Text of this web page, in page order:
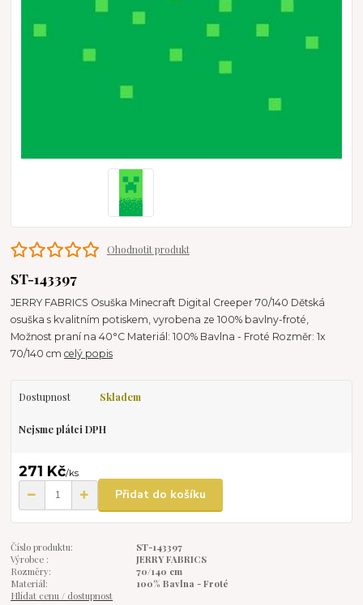
Ohodnotit produkt
ST-143397
JERRY FABRICS Osuška Minecraft Digital Creeper 70/140 Dětská
osuška s kvalitním potiskem, vyrobena ze 100% bavlny-froté,
Možnost praní na 40°C Materiál: 100% Bavlna - Froté Rozměr: 1x
70/140 cmcelý popis
Dostupnost Skladem
Nejsme plátci DPH
271 Kč/ks
Přidat do košíku
Číslo produktu:
ST-143397
Výrobce :
JERRY FABRICS
Rozměry:
70/140 cm
Materiál:
100% Bavlna - Froté
Hlídat cenu / dostupnost